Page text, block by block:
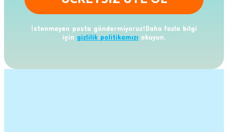
İstenmeyen posta göndermiyoruz!Daha fazla bilgi
için gizlilik politikamızı okuyun.